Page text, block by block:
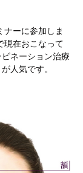
ーに参加しま
現在おこなって
ネーション治療
人気です。